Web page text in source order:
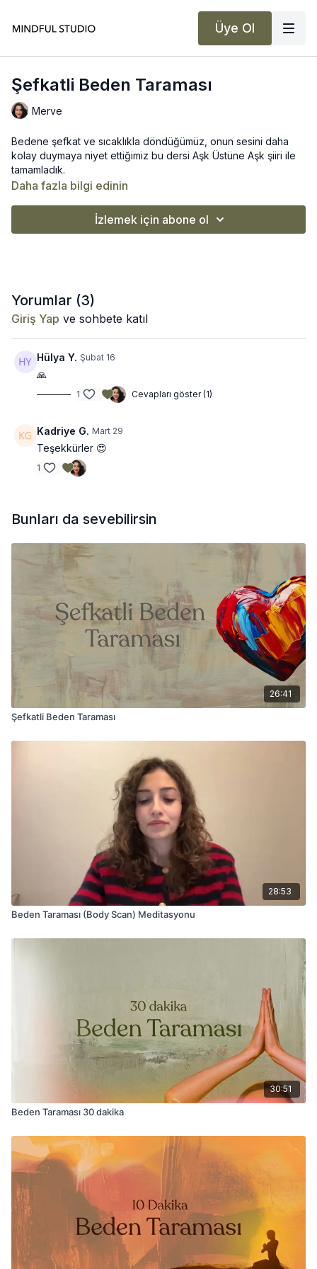
Üye Ol
Şefkatli Beden Taraması
Merve
Bedene şefkat ve sıcaklıkla döndüğümüz, onun sesini daha
kolay duymaya niyet ettiğimiz bu dersi Aşk Üstüne Aşk şiiri ile
tamamladık.
Daha fazla bilgi edinin
İzlemek için abone ol
Yorumlar (3)
Giriş Yap ve sohbete katıl
Hülya Y. Şubat 16
🙏
1 Cevapları göster (1)
Kadriye G. Mart 29
Teşekkürler 😍
1
Bunları da sevebilirsin
26:41
Şefkatli Beden Taraması
28:53
Beden Taraması (Body Scan) Meditasyonu
30:51
Beden Taraması 30 dakika